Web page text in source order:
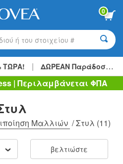
0
ή του στοιχείου #
ΤΏΡΑ! | ΔΩΡΕΑΝ Παράδοση
| Περιλαμβάνεται ΦΠΑ
Μαλλιών /Στυλ (11)
βελτιώστε